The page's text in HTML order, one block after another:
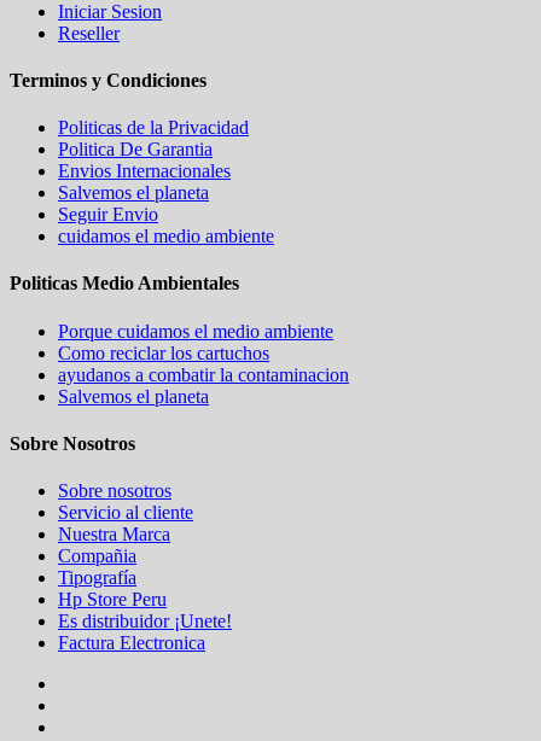
Iniciar Sesion
Reseller
Terminos y Condiciones
Politicas de la Privacidad
Politica De Garantia
Envios Internacionales
Salvemos el planeta
Seguir Envio
cuidamos el medio ambiente
Politicas Medio Ambientales
Porque cuidamos el medio ambiente
Como reciclar los cartuchos
ayudanos a combatir la contaminacion
Salvemos el planeta
Sobre Nosotros
Sobre nosotros
Servicio al cliente
Nuestra Marca
Compañia
Tipografía
Hp Store Peru
Es distribuidor ¡Unete!
Factura Electronica